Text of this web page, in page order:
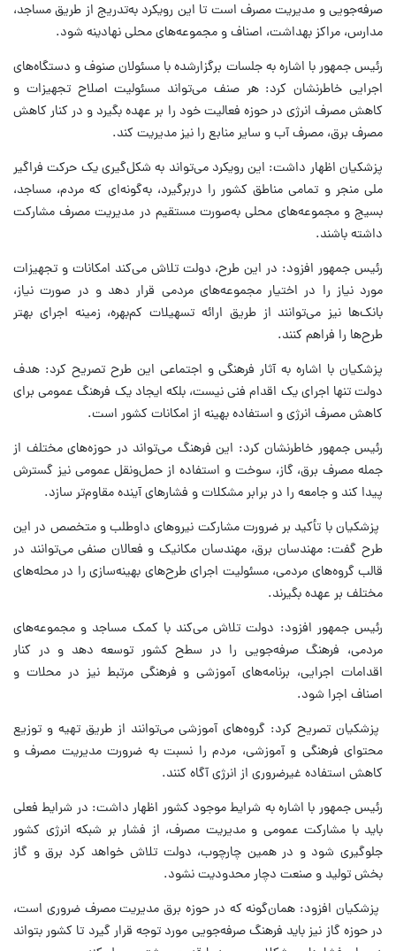
صرفه‌جویی و مدیریت مصرف است تا این رویکرد به‌تدریج از طریق مساجد،
مدارس، مراکز بهداشت، اصناف و مجموعه‌های محلی نهادینه شود.
رئیس جمهور با اشاره به جلسات برگزارشده با مسئولان صنوف و دستگاه‌های
اجرایی خاطرنشان کرد: هر صنف می‌تواند مسئولیت اصلاح تجهیزات و
کاهش مصرف انرژی در حوزه فعالیت خود را بر عهده بگیرد و در کنار کاهش
مصرف برق، مصرف آب و سایر منابع را نیز مدیریت کند.
پزشکیان اظهار داشت: این رویکرد می‌تواند به شکل‌گیری یک حرکت فراگیر
ملی منجر و تمامی مناطق کشور را دربرگیرد، به‌گونه‌ای که مردم، مساجد،
بسیج و مجموعه‌های محلی به‌صورت مستقیم در مدیریت مصرف مشارکت
داشته باشند.
رئیس جمهور افزود: در این طرح، دولت تلاش می‌کند امکانات و تجهیزات
مورد نیاز را در اختیار مجموعه‌های مردمی قرار دهد و در صورت نیاز،
بانک‌ها نیز می‌توانند از طریق ارائه تسهیلات کم‌بهره، زمینه اجرای بهتر
طرح‌ها را فراهم کنند.
پزشکیان با اشاره به آثار فرهنگی و اجتماعی این طرح تصریح کرد: هدف
دولت تنها اجرای یک اقدام فنی نیست، بلکه ایجاد یک فرهنگ عمومی برای
کاهش مصرف انرژی و استفاده بهینه از امکانات کشور است.
رئیس جمهور خاطرنشان کرد: این فرهنگ می‌تواند در حوزه‌های مختلف از
جمله مصرف برق، گاز، سوخت و استفاده از حمل‌ونقل عمومی نیز گسترش
پیدا کند و جامعه را در برابر مشکلات و فشارهای آینده مقاوم‌تر سازد.
پزشکیان با تأکید بر ضرورت مشارکت نیروهای داوطلب و متخصص در این
طرح گفت: مهندسان برق، مهندسان مکانیک و فعالان صنفی می‌توانند در
قالب گروه‌های مردمی، مسئولیت اجرای طرح‌های بهینه‌سازی را در محله‌های
مختلف بر عهده بگیرند.
رئیس جمهور افزود: دولت تلاش می‌کند با کمک مساجد و مجموعه‌های
مردمی، فرهنگ صرفه‌جویی را در سطح کشور توسعه دهد و در کنار
اقدامات اجرایی، برنامه‌های آموزشی و فرهنگی مرتبط نیز در محلات و
اصناف اجرا شود.
پزشکیان تصریح کرد: گروه‌های آموزشی می‌توانند از طریق تهیه و توزیع
محتوای فرهنگی و آموزشی، مردم را نسبت به ضرورت مدیریت مصرف و
کاهش استفاده غیرضروری از انرژی آگاه کنند.
رئیس جمهور با اشاره به شرایط موجود کشور اظهار داشت: در شرایط فعلی
باید با مشارکت عمومی و مدیریت مصرف، از فشار بر شبکه انرژی کشور
جلوگیری شود و در همین چارچوب، دولت تلاش خواهد کرد برق و گاز
بخش تولید و صنعت دچار محدودیت نشود.
پزشکیان افزود: همان‌گونه که در حوزه برق مدیریت مصرف ضروری است،
در حوزه گاز نیز باید فرهنگ صرفه‌جویی مورد توجه قرار گیرد تا کشور بتواند